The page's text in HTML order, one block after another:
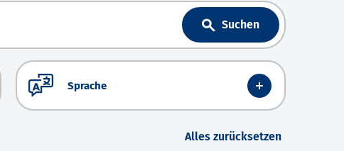
Suchen
Sprache
Alles zurücksetzen